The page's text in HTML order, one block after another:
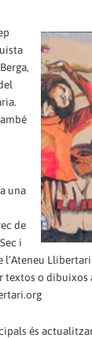
una
de
i
l’Ateneu
textos o dibuixos
és